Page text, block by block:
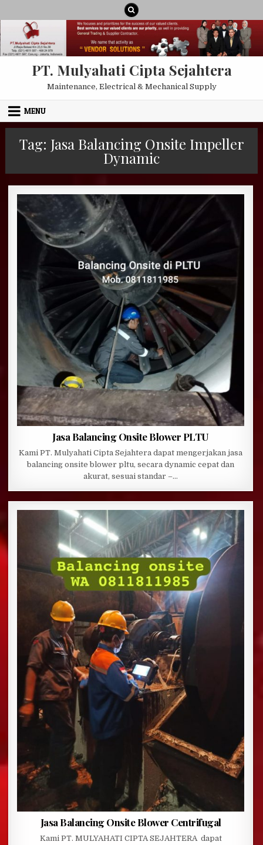
PT. Mulyahati Cipta Sejahtera
Maintenance, Electrical & Mechanical Supply
MENU
Tag: Jasa Balancing Onsite Impeller
Dynamic
Jasa Balancing Onsite Blower PLTU
Kami PT. Mulyahati Cipta Sejahtera dapat mengerjakan jasa
balancing onsite blower pltu, secara dynamic cepat dan
akurat, sesuai standar –…
Jasa Balancing Onsite Blower Centrifugal
Kami PT. MULYAHATI CIPTA SEJAHTERA dapat